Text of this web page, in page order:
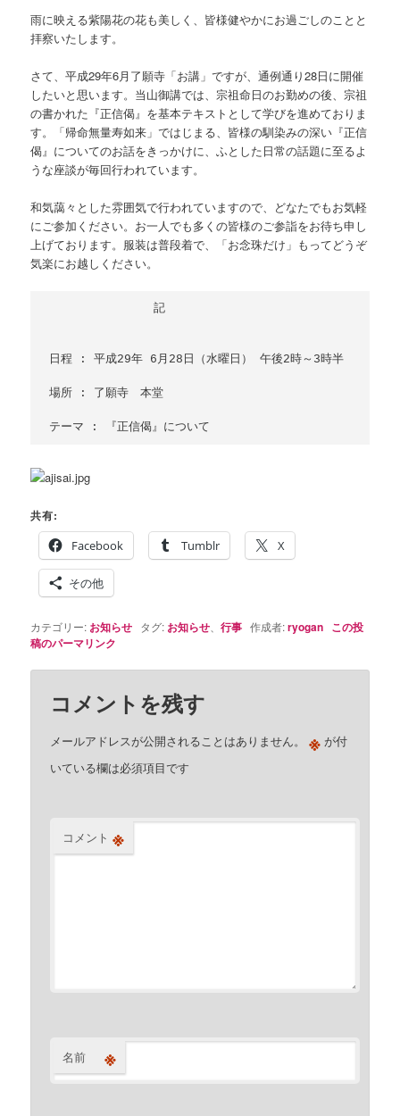
雨に映える紫陽花の花も美しく、皆様健やかにお過ごしのことと
拝察いたします。
さて、平成29年6月了願寺「お講」ですが、通例通り28日に開催
したいと思います。当山御講では、宗祖命日のお勤めの後、宗祖
の書かれた『正信偈』を基本テキストとして学びを進めておりま
す。「帰命無量寿如来」ではじまる、皆様の馴染みの深い『正信
偈』についてのお話をきっかけに、ふとした日常の話題に至るよ
うな座談が毎回行われています。
和気藹々とした雰囲気で行われていますので、どなたでもお気軽
にご参加ください。お一人でも多くの皆様のご参詣をお待ち申し
上げております。服装は普段着で、「お念珠だけ」もってどうぞ
気楽にお越しください。
記
日程 : 平成29年 6月28日（水曜日） 午後2時～3時半
場所 : 了願寺　本堂
共有:
Facebook
Tumblr X
その他
カテゴリー: お知らせ タグ: お知らせ 、行事 作成者:ryogan この投
稿のパーマリンク
コメントを残す
メールアドレスが公開されることはありません。 ※ が付
いている欄は必須項目です
コメント ※
名前 ※